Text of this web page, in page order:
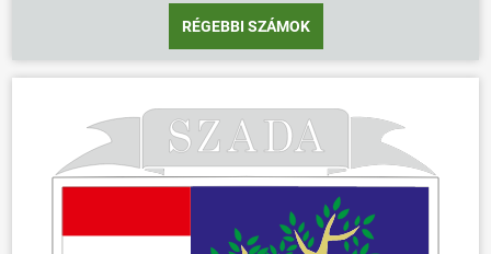
RÉGEBBI SZÁMOK